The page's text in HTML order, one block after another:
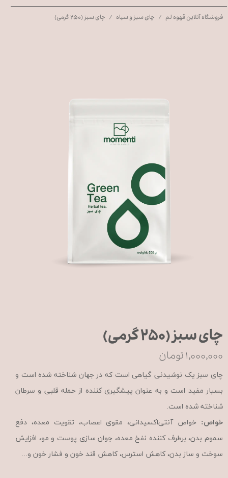
فروشگاه آنلاین قهوه لم چای سبز و سیاه چای سبز (۲۵۰ گرمی)
چای سبز (۲۵۰ گرمی)
۱,۰۰۰,۰۰۰ تومان
چای سبز یک نوشیدنی گیاهی است که در جهان شناخته شده است و
بسیار مفید است و به عنوان پیشگیری کننده از حمله قلبی و سرطان
شناخته شده است.
خواص: خواص آنتی‌اکسیدانی، مقوی اعصاب، تقویت معده، دفع
سموم بدن، برطرف کننده نفخ معده، جوان سازی پوست و مو، افزایش
سوخت و ساز بدن، کاهش استرس، کاهش قند خون و فشار خون و...